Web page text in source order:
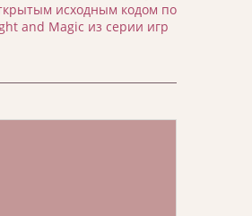
исходным кодом по
and Magic из серии игр